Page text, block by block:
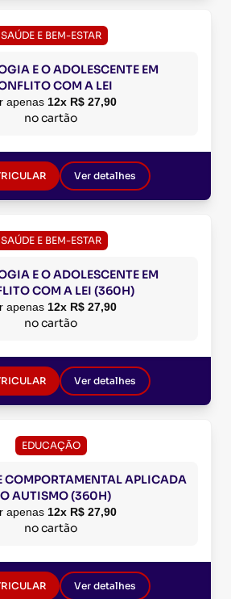
SAÚDE E BEM-ESTAR
E O ADOLESCENTE EM
COM A LEI
apenas 12x R$ 27,90
no cartão
Ver detalhes
SAÚDE E BEM-ESTAR
E O ADOLESCENTE EM
COM A LEI (360H)
apenas 12x R$ 27,90
no cartão
Ver detalhes
EDUCAÇÃO
APLICADA
AUTISMO (360H)
apenas 12x R$ 27,90
no cartão
Ver detalhes